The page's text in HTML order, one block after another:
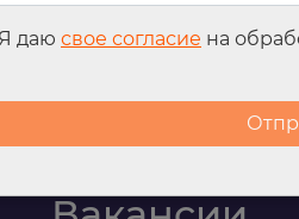
Я даю свое согласие на